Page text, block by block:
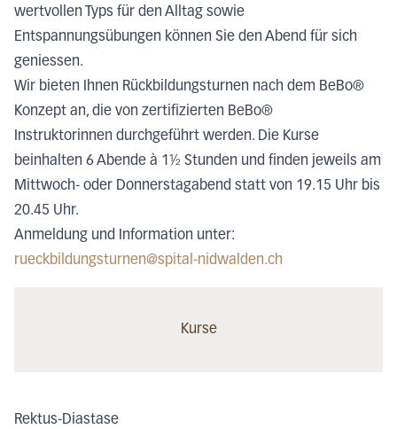
wertvollen Typs für den Alltag sowie
Entspannungsübungen können Sie den Abend für sich
geniessen.
Wir bieten Ihnen Rückbildungsturnen nach dem BeBo®
Konzept an, die von zertifizierten BeBo®
Instruktorinnen durchgeführt werden. Die Kurse
beinhalten 6 Abende à 1½ Stunden und finden jeweils am
Mittwoch- oder Donnerstagabend statt von 19.15 Uhr bis
20.45 Uhr.
Anmeldung und Information unter:
rueckbildungsturnen@spital-nidwalden.ch
Kurse
Rektus-Diastase